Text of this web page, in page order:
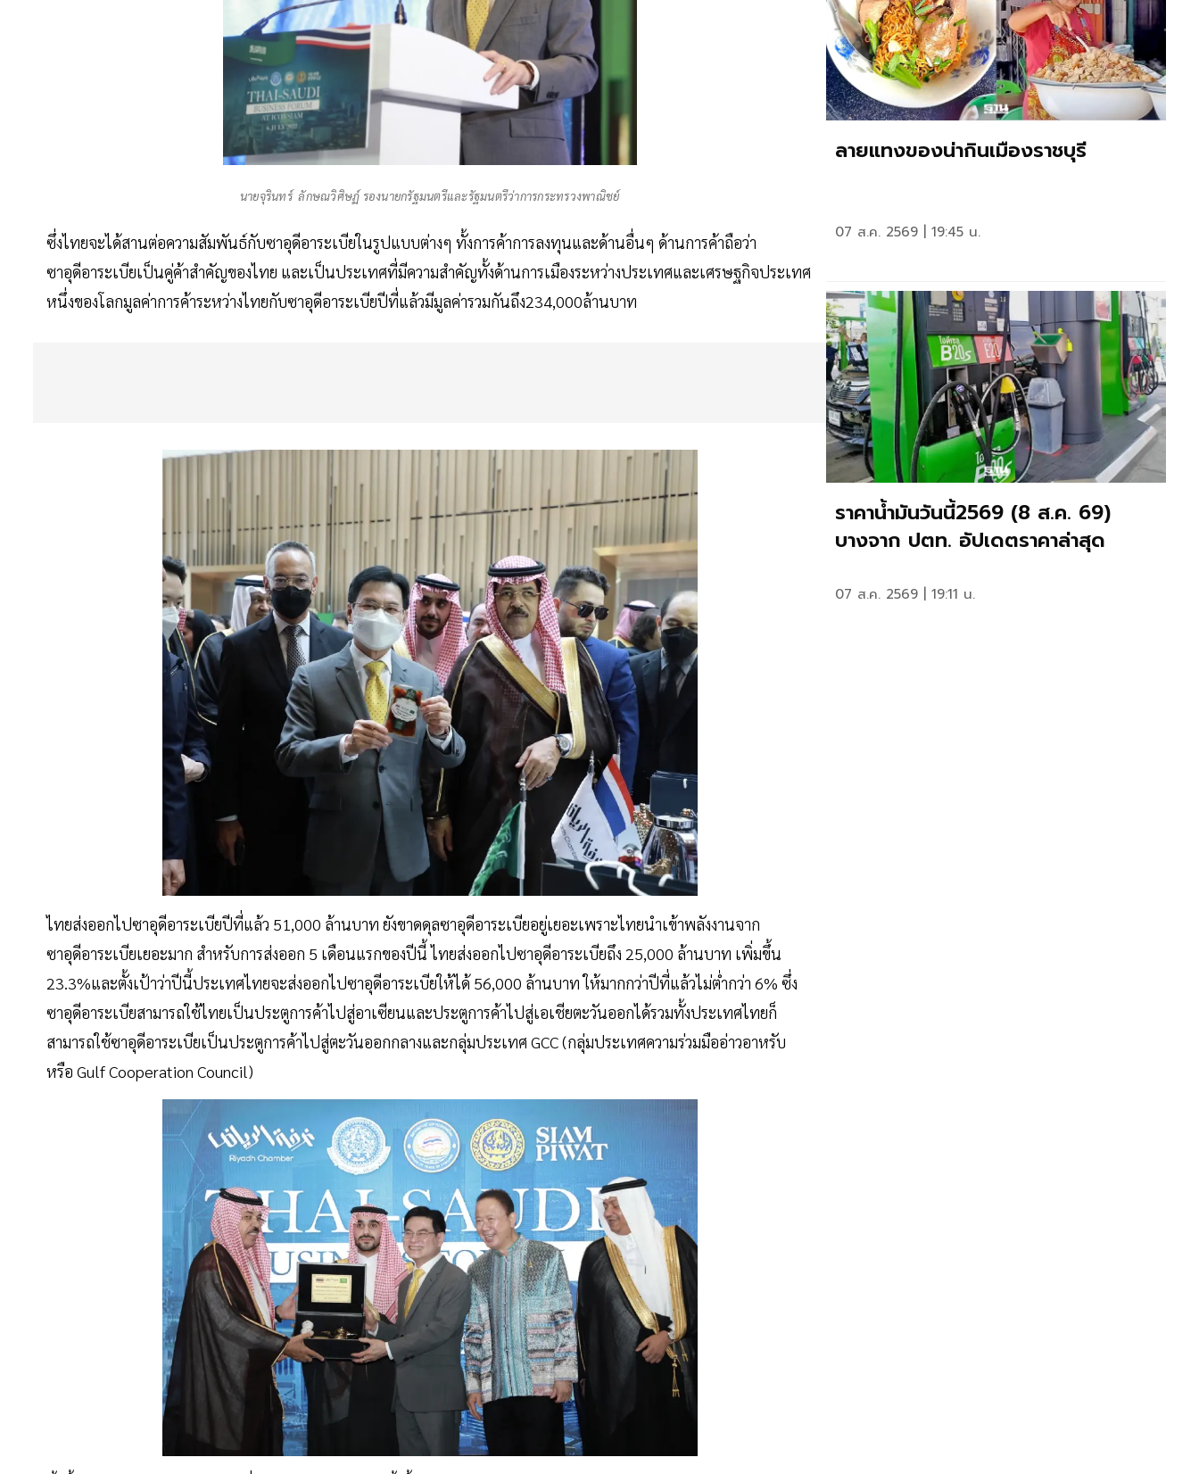
นายจุรินทร์ ลักษณวิศิษฏ์ รองนายกรัฐมนตรีและรัฐมนตรีว่าการกระทรวงพาณิชย์
ซึ่งไทยจะได้สานต่อความสัมพันธ์กับซาอุดีอาระเบียในรูปแบบต่างๆ ทั้งการค้าการลงทุนและด้านอื่นๆ ด้านการค้าถือว่า
ซาอุดีอาระเบียเป็นคู่ค้าสำคัญของไทย และเป็นประเทศที่มีความสำคัญทั้งด้านการเมืองระหว่างประเทศและเศรษฐกิจประเทศ
หนึ่งของโลกมูลค่าการค้าระหว่างไทยกับซาอุดีอาระเบียปีที่แล้วมีมูลค่ารวมกันถึง234,000ล้านบาท
ไทยส่งออกไปซาอุดีอาระเบียปีที่แล้ว 51,000 ล้านบาท ยังขาดดุลซาอุดีอาระเบียอยู่เยอะเพราะไทยนำเข้าพลังงานจาก
ซาอุดีอาระเบียเยอะมาก สำหรับการส่งออก 5 เดือนแรกของปีนี้ ไทยส่งออกไปซาอุดีอาระเบียถึง 25,000 ล้านบาท เพิ่มขึ้น
23.3%และตั้งเป้าว่าปีนี้ประเทศไทยจะส่งออกไปซาอุดีอาระเบียให้ได้ 56,000 ล้านบาท ให้มากกว่าปีที่แล้วไม่ต่ำกว่า 6% ซึ่ง
ซาอุดีอาระเบียสามารถใช้ไทยเป็นประตูการค้าไปสู่อาเซียนและประตูการค้าไปสู่เอเชียตะวันออกได้รวมทั้งประเทศไทยก็
สามารถใช้ซาอุดีอาระเบียเป็นประตูการค้าไปสู่ตะวันออกกลางและกลุ่มประเทศ GCC (กลุ่มประเทศความร่วมมืออ่าวอาหรับ
หรือ Gulf Cooperation Council)
ลายแทงของน่ากินเมืองราชบุรี
07 ส.ค. 2569 | 19:45 น.
ราคาน้ำมันวันนี้2569 (8 ส.ค. 69)
บางจาก ปตท. อัปเดตราคาล่าสุด
07 ส.ค. 2569 | 19:11 น.